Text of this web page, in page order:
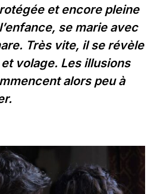
et encore pleine
se marie avec
Très vite, il se révèle
volage. Les illusions
alors peu à